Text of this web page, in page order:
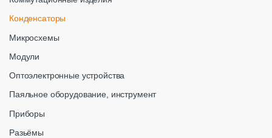
Конденсаторы
Микросхемы
Модули
Оптоэлектронные устройства
Паяльное оборудование, инструмент
Приборы
Разьёмы